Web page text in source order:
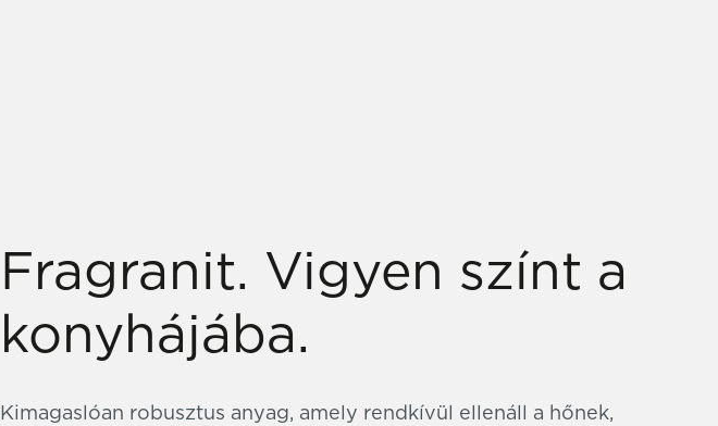
Fragranit. Vigyen színt a
konyhájába.
Kimagaslóan robusztus anyag, amely rendkívül ellenáll a hőnek,